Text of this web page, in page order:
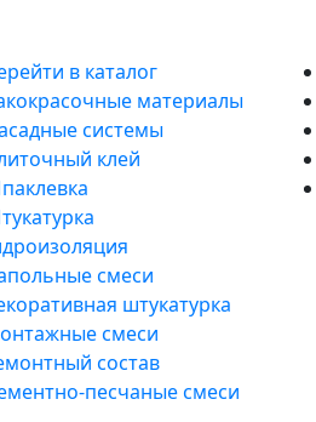
в каталог
материалы
системы
клей
смеси
штукатурка
смеси
состав
песчаные смеси